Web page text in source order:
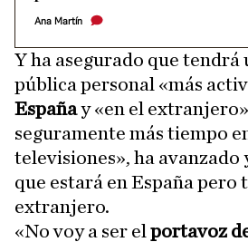
Ana Martín
Y ha asegurado que tendrá
pública personal «más
Españay «en el
seguramente más tiempo
televisiones», ha avanzado
que estará en España pero
extranjero.
«No voy a ser el portavoz